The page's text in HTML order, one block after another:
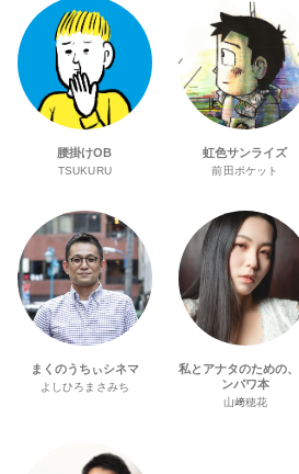
腰掛けOB
TSUKURU
虹色サンライズ
前田ポケット
まくのうちぃシネマ
よしひろまさみち
私とアナタのための
ンパワ本
山﨑穂花